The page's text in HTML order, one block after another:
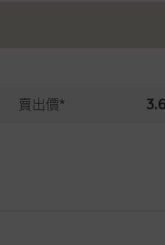
賣出價*